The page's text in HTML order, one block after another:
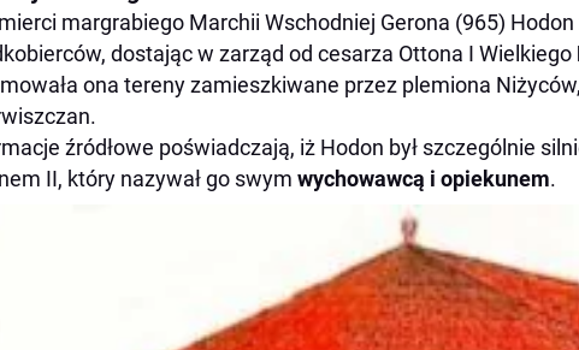
margrabiego Marchii Wschodniej Gerona (965)
dostając w zarząd od cesarza Ottona I Wielkiego
ona tereny zamieszkiwane przez plemiona
źródłowe poświadczają, iż Hodon był szczególnie
II, który nazywał go swym wychowawcą i opiekunem.